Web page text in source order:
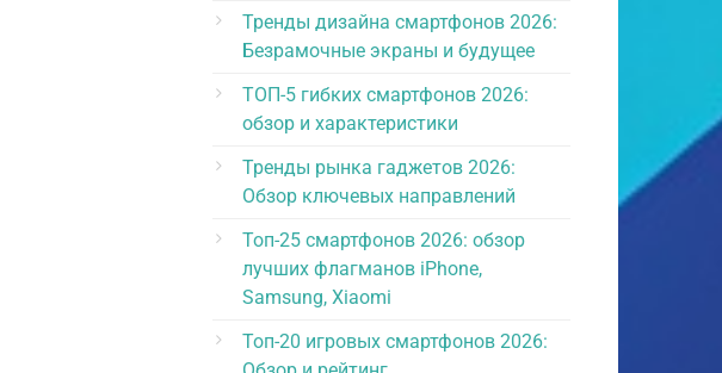
Тренды дизайна смартфонов 2026:
Безрамочные экраны и будущее
ТОП-5 гибких смартфонов 2026:
обзор и характеристики
Тренды рынка гаджетов 2026:
Обзор ключевых направлений
Топ-25 смартфонов 2026: обзор
лучших флагманов iPhone,
Samsung, Xiaomi
Топ-20 игровых смартфонов 2026: